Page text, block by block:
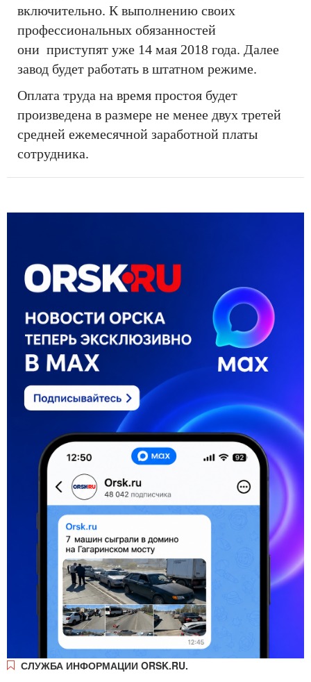
включительно. К выполнению своих
профессиональных обязанностей
они приступят уже 14 мая 2018 года. Далее
завод будет работать в штатном режиме.
Оплата труда на время простоя будет
произведена в размере не менее двух третей
средней ежемесячной заработной платы
сотрудника.
СЛУЖБА ИНФОРМАЦИИ ORSK.RU.